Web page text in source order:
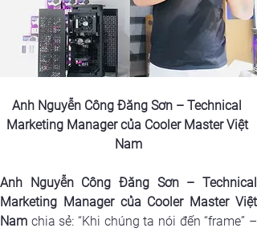
Anh Nguyễn Công Đăng Sơn – Technical
Marketing Manager của Cooler Master Việt
Nam
Anh Nguyễn Công Đăng Sơn – Technical
Marketing Manager của Cooler Master Việt
Nam chia sẻ: “Khi chúng ta nói đến “frame” –